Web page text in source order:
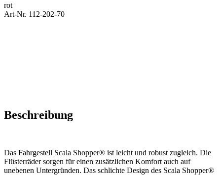
rot
Art-Nr. 112-202-70
Beschreibung
Das Fahrgestell Scala Shopper® ist leicht und robust zugleich. Die
Flüsterräder sorgen für einen zusätzlichen Komfort auch auf
unebenen Untergründen. Das schlichte Design des Scala Shopper®